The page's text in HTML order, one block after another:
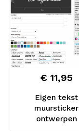
Eigen tekst
muursticker
ontwerpen
€ 11,95